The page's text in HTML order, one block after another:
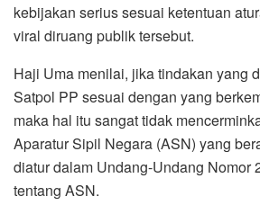
kebijakan serius sesuai ketentuan
viral diruang publik tersebut.
Haji Uma menilai, jika tindakan yang
Satpol PP sesuai dengan yang
maka hal itu sangat tidak
Aparatur Sipil Negara (ASN) yang
diatur dalam Undang-Undang Nomor
tentang ASN.